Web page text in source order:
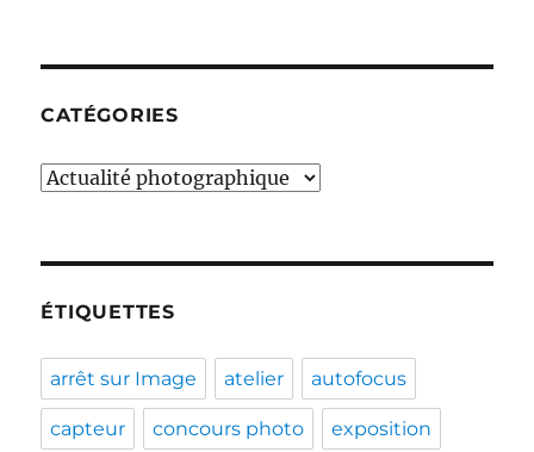
CATÉGORIES
Catégories
ÉTIQUETTES
arrêt sur Image atelier autofocus
capteur concours photo exposition